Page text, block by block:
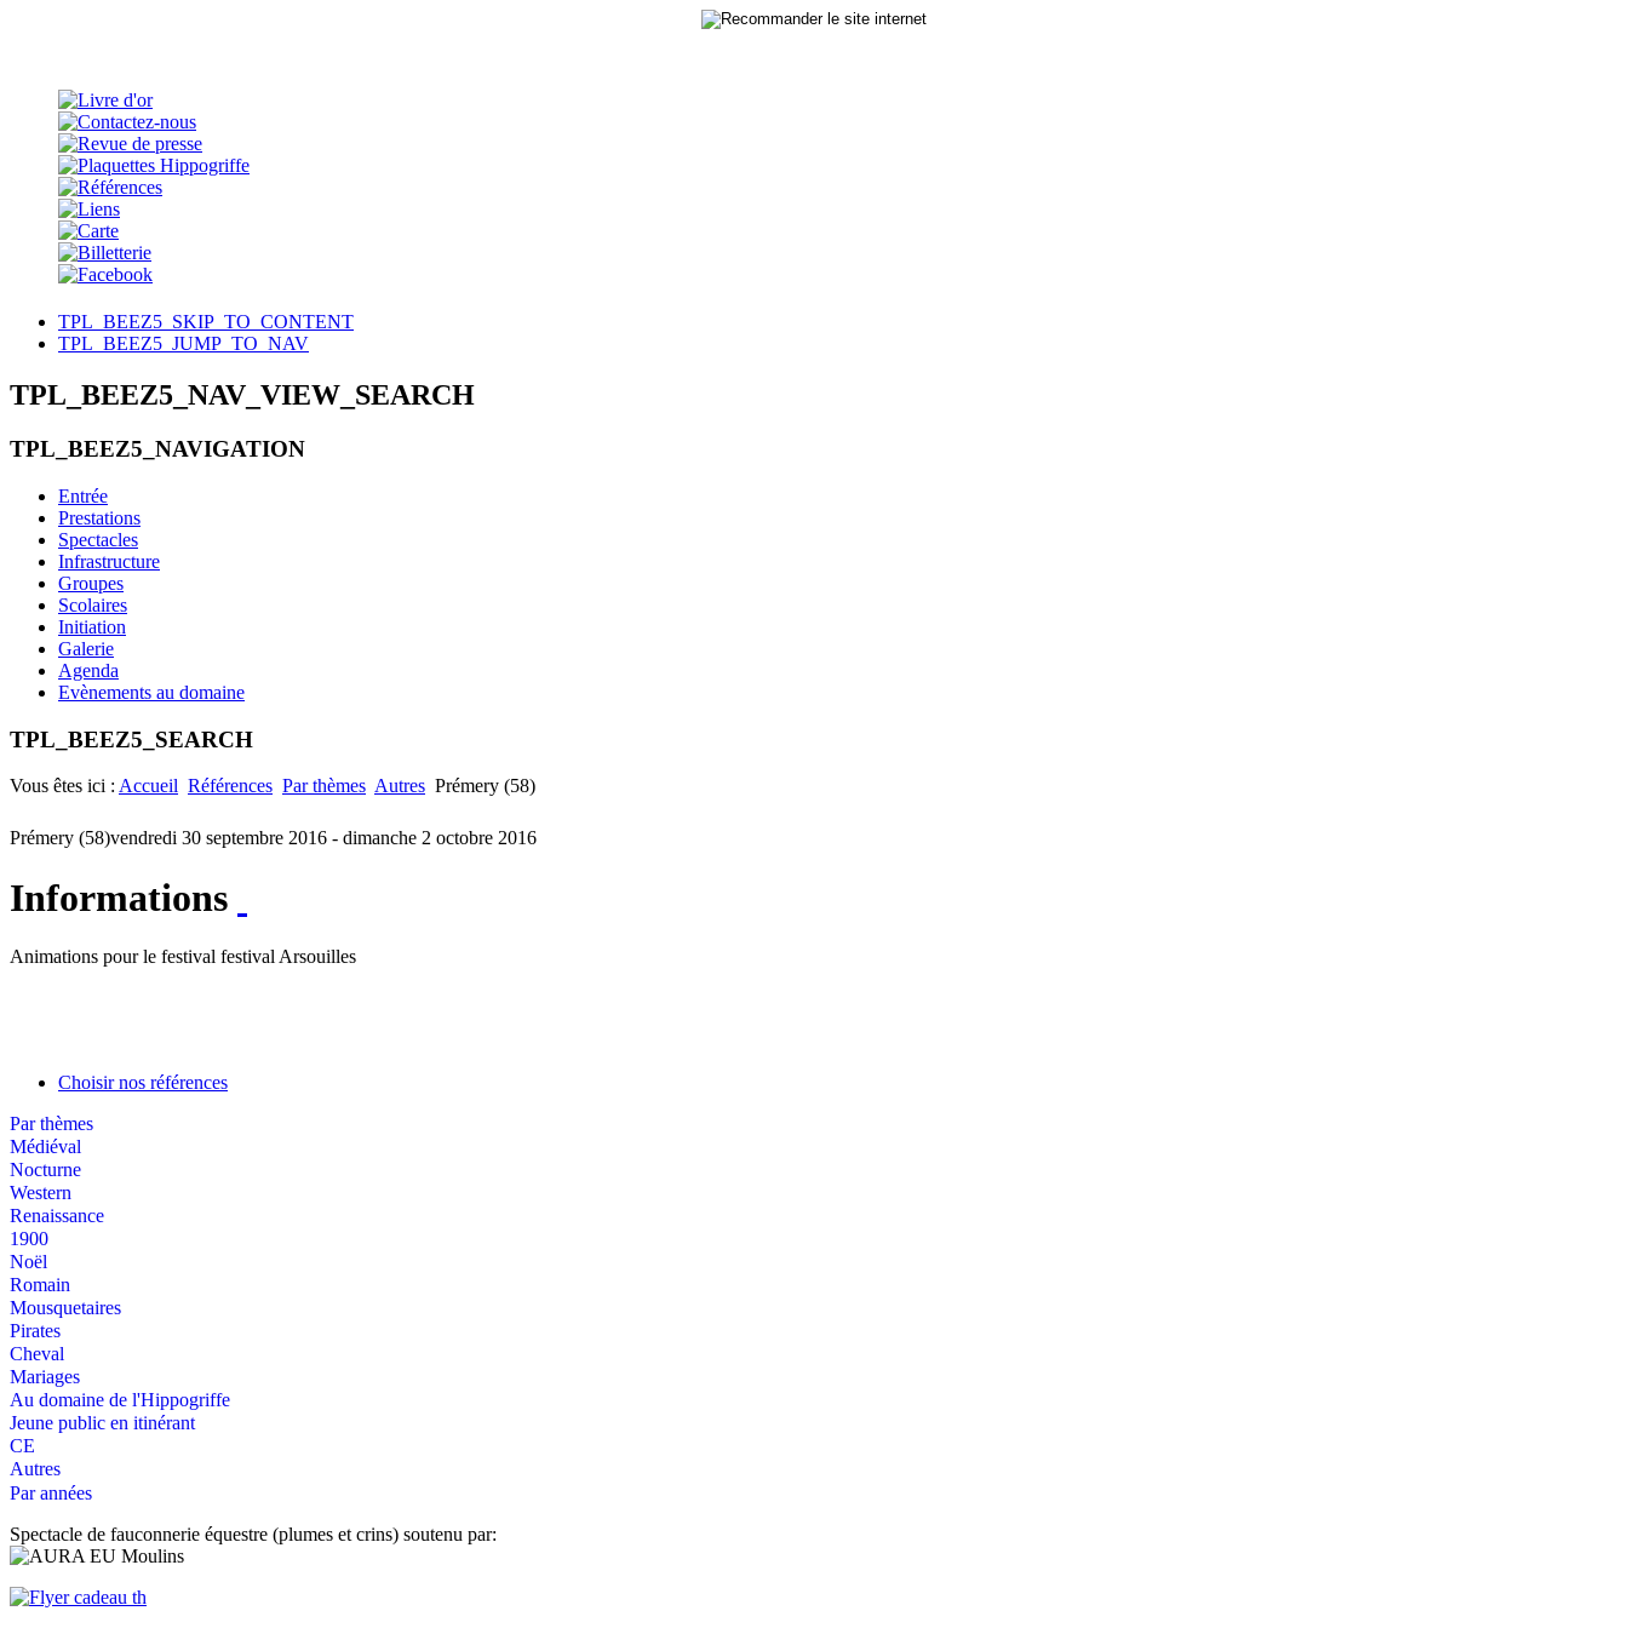
TPL_BEEZ5_SKIP_TO_CONTENT
TPL_BEEZ5_JUMP_TO_NAV
TPL_BEEZ5_NAV_VIEW_SEARCH
TPL_BEEZ5_NAVIGATION
Entrée
Prestations
Spectacles
Infrastructure
Groupes
Scolaires
Initiation
Galerie
Agenda
Evènements au domaine
TPL_BEEZ5_SEARCH
Vous êtes ici : Accueil Références Par thèmes Autres Prémery (58)
Prémery (58)vendredi 30 septembre 2016 - dimanche 2 octobre 2016
Informations
Animations pour le festival festival Arsouilles
Choisir nos références
Par thèmes
Médiéval
Nocturne
Western
Renaissance
1900
Noël
Romain
Mousquetaires
Pirates
Cheval
Mariages
Au domaine de l'Hippogriffe
Jeune public en itinérant
CE
Autres
Par années
Spectacle de fauconnerie équestre (plumes et crins) soutenu par: